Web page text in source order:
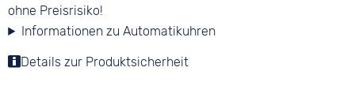
ohne Preisrisiko!
Informationen zu Automatikuhren
Details zur Produktsicherheit